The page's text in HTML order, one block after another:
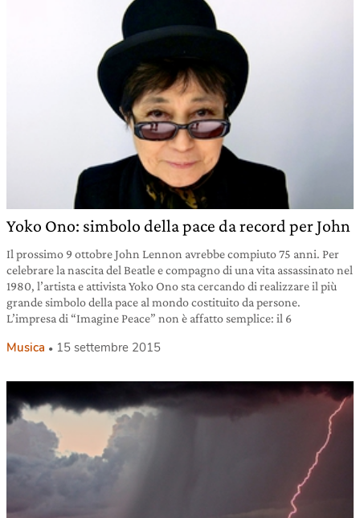
Yoko Ono: simbolo della pace da record per John
Il prossimo 9 ottobre John Lennon avrebbe compiuto 75 anni. Per
celebrare la nascita del Beatle e compagno di una vita assassinato nel
1980, l’artista e attivista Yoko Ono sta cercando di realizzare il più
grande simbolo della pace al mondo costituito da persone.
L’impresa di “Imagine Peace” non è affatto semplice: il 6
Musica 15 settembre 2015